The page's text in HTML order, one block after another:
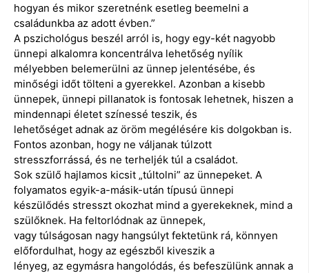
hogyan és mikor szeretnénk esetleg beemelni a
családunkba az adott évben.”
A pszichológus beszél arról is, hogy egy-két nagyobb
ünnepi alkalomra koncentrálva lehetőség nyílik
mélyebben belemerülni az ünnep jelentésébe, és
minőségi időt tölteni a gyerekkel. Azonban a kisebb
ünnepek, ünnepi pillanatok is fontosak lehetnek, hiszen a
mindennapi életet színessé teszik, és
lehetőséget adnak az öröm megélésére kis dolgokban is.
Fontos azonban, hogy ne váljanak túlzott
stresszforrássá, és ne terheljék túl a családot.
Sok szülő hajlamos kicsit „túltolni” az ünnepeket. A
folyamatos egyik-a-másik-után típusú ünnepi
készülődés stresszt okozhat mind a gyerekeknek, mind a
szülőknek. Ha feltorlódnak az ünnepek,
vagy túlságosan nagy hangsúlyt fektetünk rá, könnyen
előfordulhat, hogy az egészből kiveszik a
lényeg, az egymásra hangolódás, és befeszülünk annak a